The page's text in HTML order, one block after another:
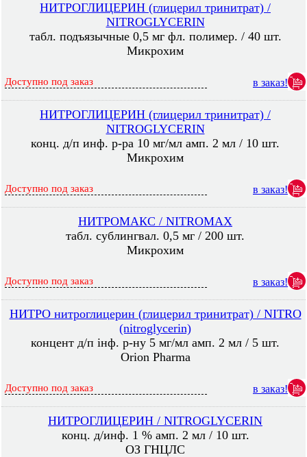
НИТРОГЛИЦЕРИН (глицерил тринитрат) /
NITROGLYCERIN
табл. подъязычные 0,5 мг фл. полимер. / 40 шт.
Микрохим
Доступно под заказ в заказ!
НИТРОГЛИЦЕРИН (глицерил тринитрат) /
NITROGLYCERIN
конц. д/п инф. р-ра 10 мг/мл амп. 2 мл / 10 шт.
Микрохим
Доступно под заказ в заказ!
НИТРОМАКС / NITROMAX
табл. сублингвал. 0,5 мг / 200 шт.
Микрохим
Доступно под заказ в заказ!
НИТРО нитроглицерин (глицерил тринитрат) / NITRO
(nitroglycerin)
концент д/п інф. р-ну 5 мг/мл амп. 2 мл / 5 шт.
Orion Pharma
Доступно под заказ в заказ!
НИТРОГЛИЦЕРИН / NITROGLYCERIN
конц. д/инф. 1 % амп. 2 мл / 10 шт.
ОЗ ГНЦЛС